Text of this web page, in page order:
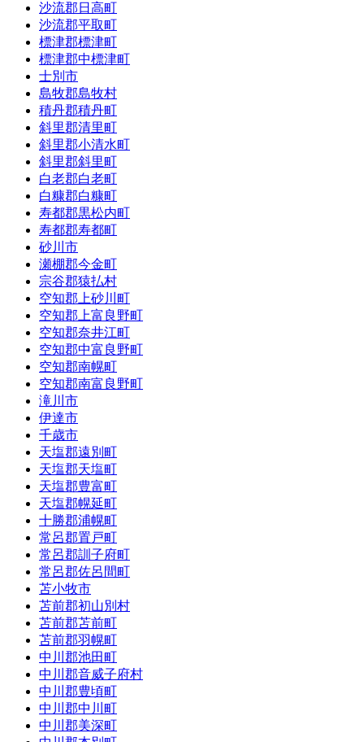
沙流郡日高町
沙流郡平取町
標津郡標津町
標津郡中標津町
士別市
島牧郡島牧村
積丹郡積丹町
斜里郡清里町
斜里郡小清水町
斜里郡斜里町
白老郡白老町
白糠郡白糠町
寿都郡黒松内町
寿都郡寿都町
砂川市
瀬棚郡今金町
宗谷郡猿払村
空知郡上砂川町
空知郡上富良野町
空知郡奈井江町
空知郡中富良野町
空知郡南幌町
空知郡南富良野町
滝川市
伊達市
千歳市
天塩郡遠別町
天塩郡天塩町
天塩郡豊富町
天塩郡幌延町
十勝郡浦幌町
常呂郡置戸町
常呂郡訓子府町
常呂郡佐呂間町
苫小牧市
苫前郡初山別村
苫前郡苫前町
苫前郡羽幌町
中川郡池田町
中川郡音威子府村
中川郡豊頃町
中川郡中川町
中川郡美深町